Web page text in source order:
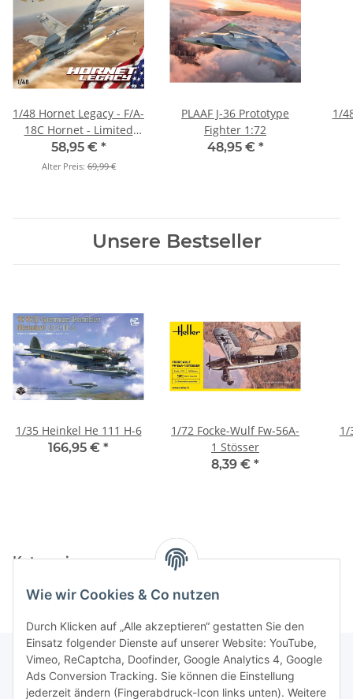
1/48 Hornet Legacy - F/A-
18C Hornet - Limited
Edition
58,95 € *
Alter Preis:69,99 €
PLAAF J-36 Prototype
Fighter 1:72
48,95 € *
1/
Unsere Bestseller
1/35 Heinkel He 111 H-6
166,95 € *
1/72 Focke-Wulf Fw-56A-
1 Stösser
8,39 € *
1/
Kategorien
Informationen
Wie wir Cookies & Co nutzen
Durch Klicken auf „Alle akzeptieren“ gestatten Sie den
Einsatz folgender Dienste auf unserer Website: YouTube,
Vimeo, ReCaptcha, Doofinder, Google Analytics 4, Google
Ads Conversion Tracking. Sie können die Einstellung
jederzeit ändern (Fingerabdruck-Icon links unten). Weitere